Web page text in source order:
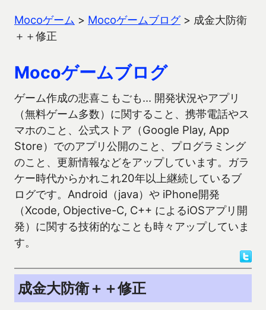
Mocoゲーム > Mocoゲームブログ> 成金大防衛
＋＋修正
Mocoゲームブログ
ゲーム作成の悲喜こもごも… 開発状況やアプリ
（無料ゲーム多数）に関すること、携帯電話やス
マホのこと、公式ストア（Google Play, App
Store）でのアプリ公開のこと、プログラミング
のこと、更新情報などをアップしています。ガラ
ケー時代からかれこれ20年以上継続しているブ
ログです。Android（java）や iPhone開発
（Xcode, Objective-C, C++ によるiOSアプリ開
発）に関する技術的なことも時々アップしていま
す。
成金大防衛＋＋修正